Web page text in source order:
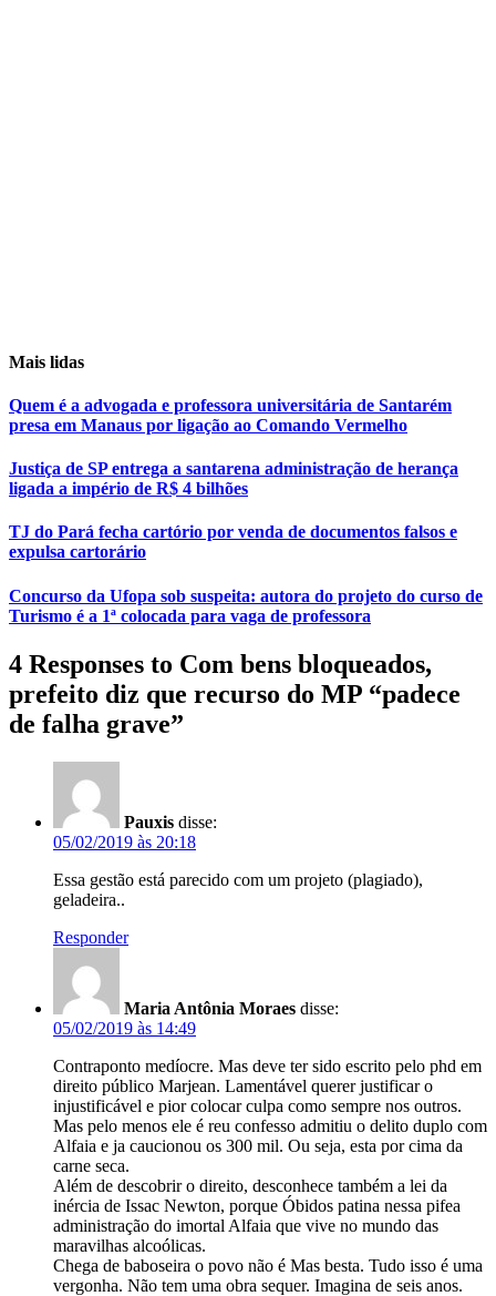
Mais lidas
Quem é a advogada e professora universitária de Santarém
presa em Manaus por ligação ao Comando Vermelho
Justiça de SP entrega a santarena administração de herança
ligada a império de R$ 4 bilhões
TJ do Pará fecha cartório por venda de documentos falsos e
expulsa cartorário
Concurso da Ufopa sob suspeita: autora do projeto do curso de
Turismo é a 1ª colocada para vaga de professora
4 Responses to Com bens bloqueados,
prefeito diz que recurso do MP “padece
de falha grave”
Pauxis disse:
05/02/2019 às 20:18
Essa gestão está parecido com um projeto (plagiado),
geladeira..
Responder
Maria Antônia Moraes disse:
05/02/2019 às 14:49
Contraponto medíocre. Mas deve ter sido escrito pelo phd em
direito público Marjean. Lamentável querer justificar o
injustificável e pior colocar culpa como sempre nos outros.
Mas pelo menos ele é reu confesso admitiu o delito duplo com
Alfaia e ja caucionou os 300 mil. Ou seja, esta por cima da
carne seca.
Além de descobrir o direito, desconhece também a lei da
inércia de Issac Newton, porque Óbidos patina nessa pifea
administração do imortal Alfaia que vive no mundo das
maravilhas alcoólicas.
Chega de baboseira o povo não é Mas besta. Tudo isso é uma
vergonha. Não tem uma obra sequer. Imagina de seis anos.